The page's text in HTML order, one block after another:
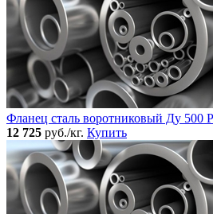
Фланец сталь воротниковый Ду 500
12 725 руб./кг. Купить